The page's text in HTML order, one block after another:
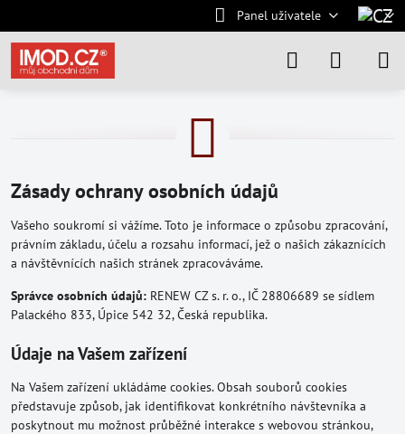
Panel uživatele
Zásady ochrany osobních údajů
Vašeho soukromí si vážíme. Toto je informace o způsobu zpracování,
právním základu, účelu a rozsahu informací, jež o našich zákaznících
a návštěvnících našich stránek zpracováváme.
Správce osobních údajů: RENEW CZ s. r. o., IČ 28806689 se sídlem
Palackého 833, Úpice 542 32, Česká republika.
Údaje na Vašem zařízení
Na Vašem zařízení ukládáme cookies. Obsah souborů cookies
představuje způsob, jak identifikovat konkrétního návštevníka a
poskytnout mu možnost průběžné interakce s webovou stránkou,